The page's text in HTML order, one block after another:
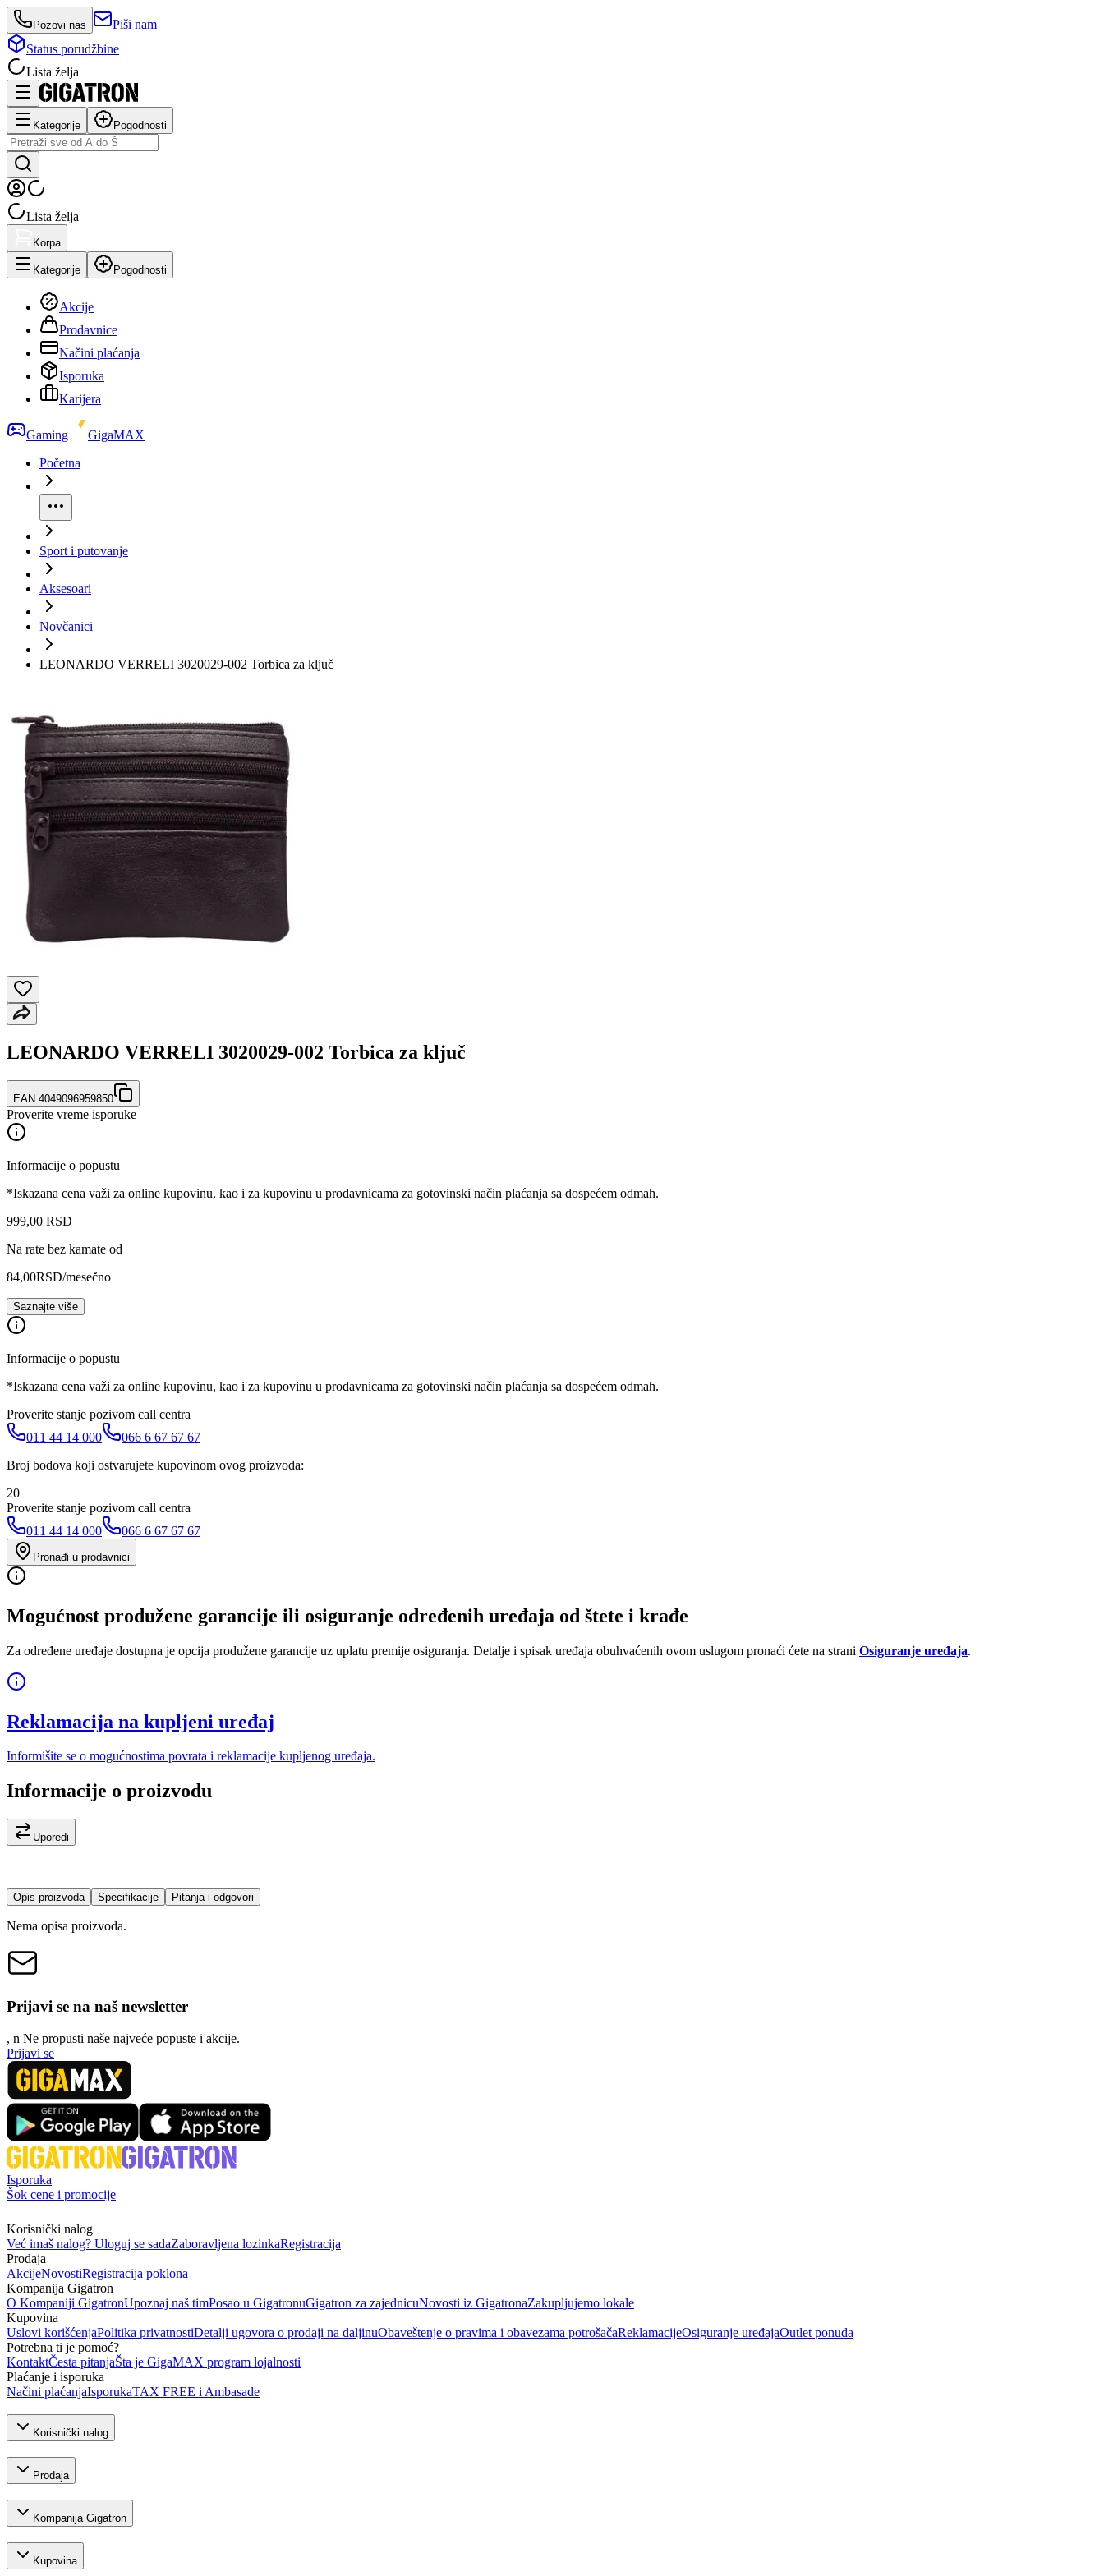
Pozovi nas
Piši nam
Status porudžbine
Lista želja
Kategorije Pogodnosti
Lista želja
Korpa
Kategorije Pogodnosti
Akcije
Prodavnice
Načini plaćanja
Isporuka
Karijera
Gaming
GigaMAX
Početna
Sport i putovanje
Aksesoari
Novčanici
LEONARDO VERRELI 3020029-002 Torbica za ključ
LEONARDO VERRELI 3020029-002 Torbica za ključ
EAN:4049096959850
Proverite vreme isporuke
Informacije o popustu
*Iskazana cena važi za online kupovinu, kao i za kupovinu u prodavnicama za gotovinski način plaćanja sa dospećem odmah.
999,00 RSD
Na rate bez kamate od
84,00RSD/mesečno
Saznajte više
Informacije o popustu
*Iskazana cena važi za online kupovinu, kao i za kupovinu u prodavnicama za gotovinski način plaćanja sa dospećem odmah.
Proverite stanje pozivom call centra
011 44 14 000
066 6 67 67 67
Broj bodova koji ostvarujete kupovinom ovog proizvoda:
20
Proverite stanje pozivom call centra
011 44 14 000
066 6 67 67 67
Pronađi u prodavnici
Mogućnost produžene garancije ili osiguranje određenih uređaja od štete i krađe
Za određene uređaje dostupna je opcija produžene garancije uz uplatu premije osiguranja. Detalje i spisak uređaja obuhvaćenih ovom uslugom pronaći ćete na strani Osiguranje uređaja.
Reklamacija na kupljeni uređaj
Informišite se o mogućnostima povrata i reklamacije kupljenog uređaja.
Informacije o proizvodu
Uporedi
Opis proizvoda Specifikacije Pitanja i odgovori
Nema opisa proizvoda.
Prijavi se na naš newsletter
, n Ne propusti naše najveće popuste i akcije.
Prijavi se
Isporuka
Šok cene i promocije
Korisnički nalog
Već imaš nalog? Uloguj se sadaZaboravljena lozinkaRegistracija
Prodaja
AkcijeNovostiRegistracija poklona
Kompanija Gigatron
O Kompaniji GigatronUpoznaj naš timPosao u GigatronuGigatron za zajednicuNovosti iz GigatronaZakupljujemo lokale
Kupovina
Uslovi korišćenjaPolitika privatnostiDetalji ugovora o prodaji na daljinuObaveštenje o pravima i obavezama potrošačaReklamacijeOsiguranje uređajaOutlet ponuda
Potrebna ti je pomoć?
KontaktČesta pitanjaŠta je GigaMAX program lojalnosti
Plaćanje i isporuka
Načini plaćanjaIsporukaTAX FREE i Ambasade
Korisnički nalog
Prodaja
Kompanija Gigatron
Kupovina